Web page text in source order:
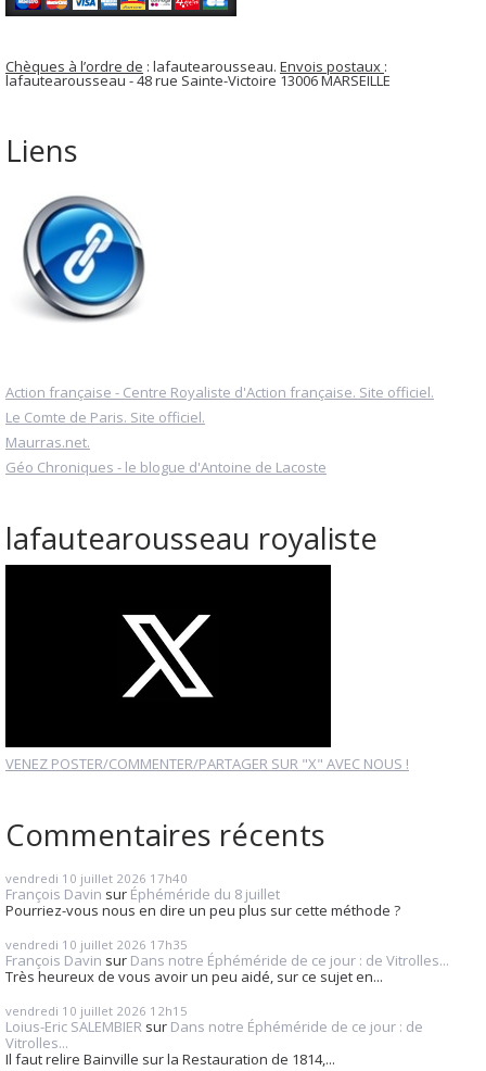
Chèques à l’ordre de : lafautearousseau. Envois postaux :
lafautearousseau - 48 rue Sainte-Victoire 13006 MARSEILLE
Liens
Action française - Centre Royaliste d'Action française. Site officiel.
Le Comte de Paris. Site officiel.
Maurras.net.
Géo Chroniques - le blogue d'Antoine de Lacoste
lafautearousseau royaliste
VENEZ POSTER/COMMENTER/PARTAGER SUR "X" AVEC NOUS !
Commentaires récents
vendredi 10 juillet 2026 17h40
François Davin sur Éphéméride du 8 juillet
Pourriez-vous nous en dire un peu plus sur cette méthode ?
vendredi 10 juillet 2026 17h35
François Davin sur Dans notre Éphéméride de ce jour : de Vitrolles...
Très heureux de vous avoir un peu aidé, sur ce sujet en...
vendredi 10 juillet 2026 12h15
Loius-Eric SALEMBIER sur Dans notre Éphéméride de ce jour : de
Vitrolles...
Il faut relire Bainville sur la Restauration de 1814,...